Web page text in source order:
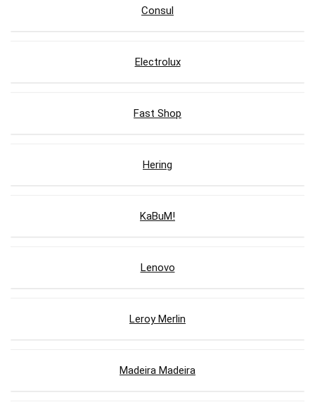
Consul
Electrolux
Fast Shop
Hering
KaBuM!
Lenovo
Leroy Merlin
Madeira Madeira